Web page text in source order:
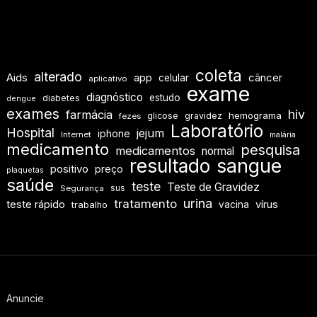
Aids alterado aplicativo app celular coleta câncer
dengue diabetes diagnóstico estudo exame
exames farmácia fezes glicose gravidez hemograma
hiv
Hospital
Internet iphone jejum Laboratório malária
medicamento medicamentos normal pesquisa
plaquetas positivo preço resultado sangue
saúde Segurança sus teste Teste de Gravidez
teste rápido trabalho tratamento urina vacina vírus
Anuncie